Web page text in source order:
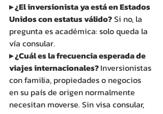
▸ ¿El inversionista ya está en Estados
Unidos con estatus válido? Si no, la
pregunta es académica: solo queda la
vía consular.
▸ ¿Cuál es la frecuencia esperada de
viajes internacionales? Inversionistas
con familia, propiedades o negocios
en su país de origen normalmente
necesitan moverse. Sin visa consular,